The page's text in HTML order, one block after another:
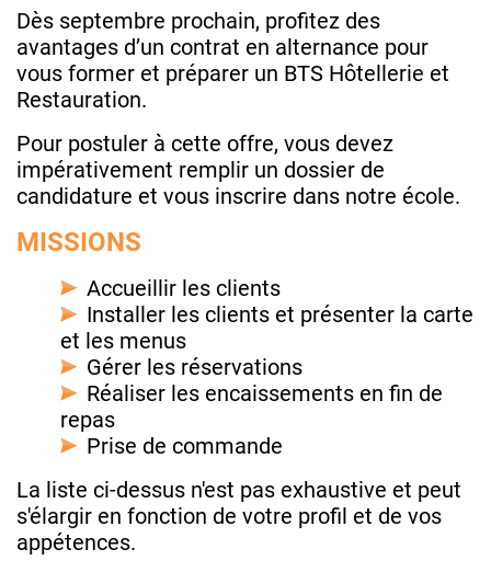
Dès septembre prochain, profitez des
avantages d’un contrat en alternance pour
vous former et préparer un BTS Hôtellerie et
Restauration.
Pour postuler à cette offre, vous devez
impérativement remplir un dossier de
candidature et vous inscrire dans notre école.
MISSIONS
Accueillir les clients
Installer les clients et présenter la carte
et les menus
Gérer les réservations
Réaliser les encaissements en fin de
repas
Prise de commande
La liste ci-dessus n'est pas exhaustive et peut
s'élargir en fonction de votre profil et de vos
appétences.